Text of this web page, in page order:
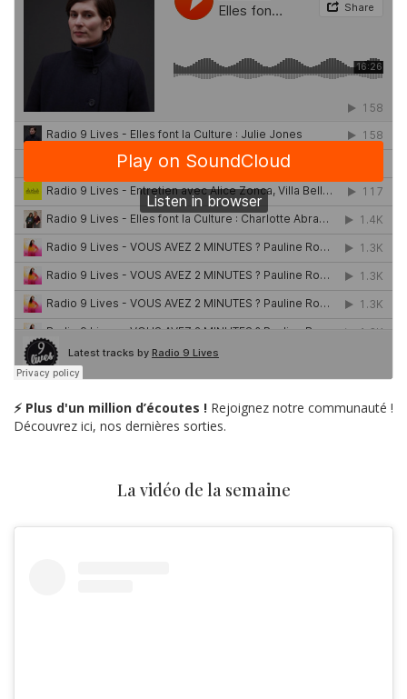
⚡ Plus d'un million d’écoutes ! Rejoignez notre communauté !
Découvrez ici, nos dernières sorties.
La vidéo de la semaine